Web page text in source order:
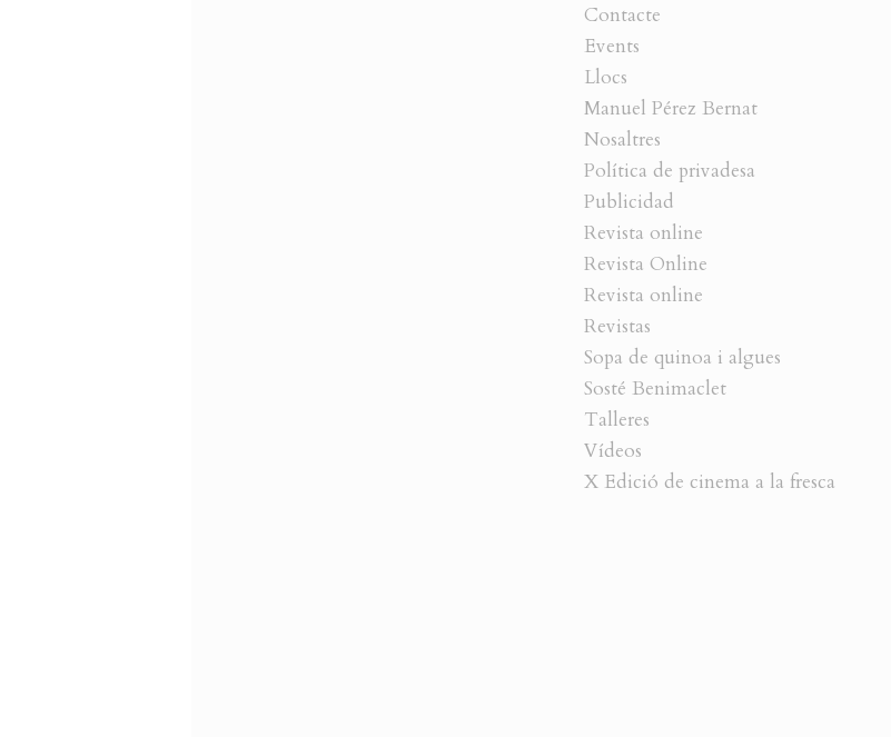
Contacte
Events
Llocs
Manuel Pérez Bernat
Nosaltres
Política de privadesa
Publicidad
Revista online
Revista Online
Revista online
Revistas
Sopa de quinoa i algues
Sosté Benimaclet
Talleres
Vídeos
X Edició de cinema a la fresca